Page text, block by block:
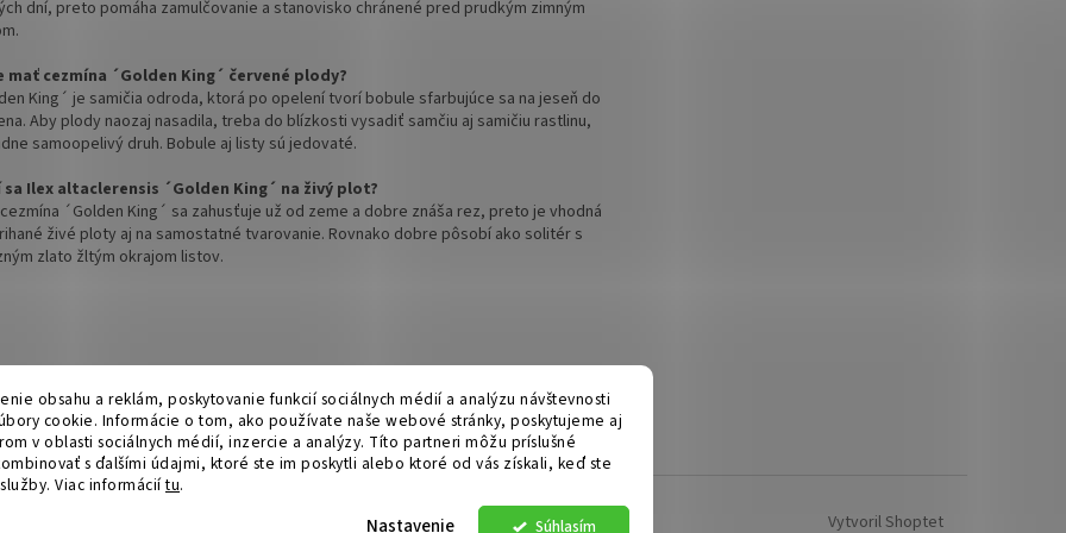
obsahu a reklám, poskytovanie funkcií sociálnych médií a analýzu návštevnosti
cookie. Informácie o tom, ako používate naše webové stránky, poskytujeme aj
v oblasti sociálnych médií, inzercie a analýzy. Títo partneri môžu príslušné
s ďalšími údajmi, ktoré ste im poskytli alebo ktoré od vás získali, keď ste
Viac informáciítu.
Súhlasím
Nastavenie
dní, preto pomáha zamulčovanie a stanovisko chránené pred prudkým zimným
mať cezmína ´Golden King´ červené plody?
King´ je samičia odroda, ktorá po opelení tvorí bobule sfarbujúce sa na jeseň do
Aby plody naozaj nasadila, treba do blízkosti vysadiť samčiu aj samičiu rastlinu,
samoopelivý druh. Bobule aj listy sú jedovaté.
sa Ilex altaclerensis ´Golden King´ na živý plot?
´Golden King´ sa zahusťuje už od zeme a dobre znáša rez, preto je vhodná
živé ploty aj na samostatné tvarovanie. Rovnako dobre pôsobí ako solitér s
zlato žltým okrajom listov.
Vytvoril Shoptet